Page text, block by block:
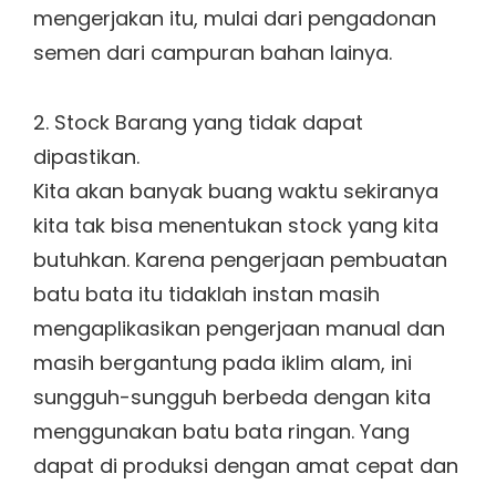
mengerjakan itu, mulai dari pengadonan
semen dari campuran bahan lainya.
2. Stock Barang yang tidak dapat
dipastikan.
Kita akan banyak buang waktu sekiranya
kita tak bisa menentukan stock yang kita
butuhkan. Karena pengerjaan pembuatan
batu bata itu tidaklah instan masih
mengaplikasikan pengerjaan manual dan
masih bergantung pada iklim alam, ini
sungguh-sungguh berbeda dengan kita
menggunakan batu bata ringan. Yang
dapat di produksi dengan amat cepat dan